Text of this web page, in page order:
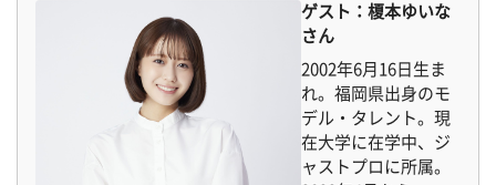
ゲスト：榎本ゆいな
さん
2002年6月16日生ま
れ。福岡県出身のモ
デル・タレント。現
在大学に在学中、ジ
ャストプロに所属。